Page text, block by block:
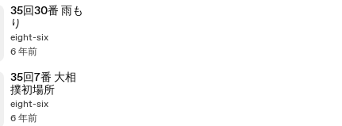
35回30番 雨も
り
eight-six
6 年前
35回7番 大相
撲初場所
eight-six
6 年前